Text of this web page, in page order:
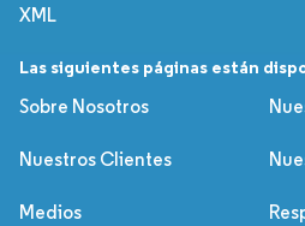
XML
Las siguientes páginas están
Sobre Nosotros
Nuestros Clientes
Medios